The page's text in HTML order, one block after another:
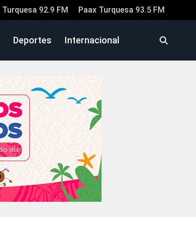
Turquesa 92.9 FM Paax Turquesa 93.5 FM
Deportes Internacional